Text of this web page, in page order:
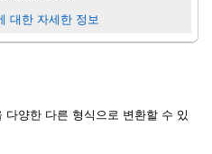
대한 자세한 정보
양한 다른 형식으로 변환할 수 있